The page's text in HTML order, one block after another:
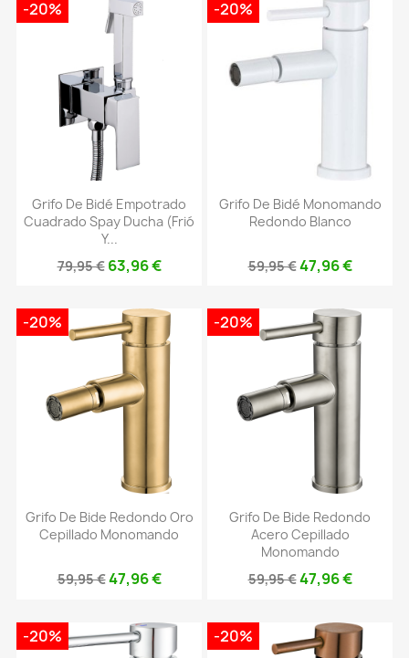
Grifo De Bidé Empotrado
Cuadrado Spay Ducha (frió
Y...
79,95 € 63,96 €
-20%
Grifo De Bidé Monomando
Redondo Blanco
59,95 €47,96 €
-20%
Grifo De Bide Redondo Oro
Cepillado Monomando
59,95 €47,96 €
-20%
Grifo De Bide Redondo
Acero Cepillado
Monomando
59,95 €47,96 €
-20%
-20% -20%